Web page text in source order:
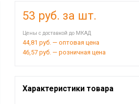
53 руб. за шт.
Цены с доставкой до МКАД
44,81 руб. — оптовая цена
46,57 руб. — розничная цена
Характеристики товара